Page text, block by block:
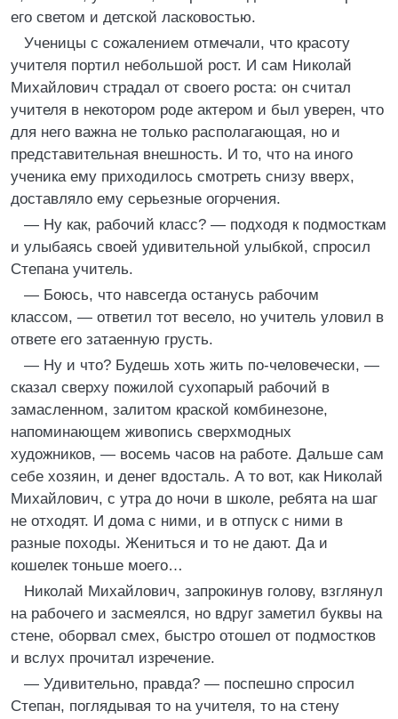
его светом и детской ласковостью.
Ученицы с сожалением отмечали, что красоту
учителя портил небольшой рост. И сам Николай
Михайлович страдал от своего роста: он считал
учителя в некотором роде актером и был уверен, что
для него важна не только располагающая, но и
представительная внешность. И то, что на иного
ученика ему приходилось смотреть снизу вверх,
доставляло ему серьезные огорчения.
— Ну как, рабочий класс? — подходя к подмосткам
и улыбаясь своей удивительной улыбкой, спросил
Степана учитель.
— Боюсь, что навсегда останусь рабочим
классом, — ответил тот весело, но учитель уловил в
ответе его затаенную грусть.
— Ну и что? Будешь хоть жить по-человечески, —
сказал сверху пожилой сухопарый рабочий в
замасленном, залитом краской комбинезоне,
напоминающем живопись сверхмодных
художников, — восемь часов на работе. Дальше сам
себе хозяин, и денег вдосталь. А то вот, как Николай
Михайлович, с утра до ночи в школе, ребята на шаг
не отходят. И дома с ними, и в отпуск с ними в
разные походы. Жениться и то не дают. Да и
кошелек тоньше моего…
Николай Михайлович, запрокинув голову, взглянул
на рабочего и засмеялся, но вдруг заметил буквы на
стене, оборвал смех, быстро отошел от подмостков
и вслух прочитал изречение.
— Удивительно, правда? — поспешно спросил
Степан, поглядывая то на учителя, то на стену